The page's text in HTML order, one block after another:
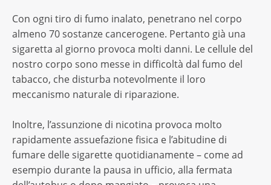
Con ogni tiro di fumo inalato, penetrano nel corpo
almeno 70 sostanze cancerogene. Pertanto già una
sigaretta al giorno provoca molti danni. Le cellule del
nostro corpo sono messe in difficoltà dal fumo del
tabacco, che disturba notevolmente il loro
meccanismo naturale di riparazione.
Inoltre, l’assunzione di nicotina provoca molto
rapidamente assuefazione fisica e l’abitudine di
fumare delle sigarette quotidianamente – come ad
esempio durante la pausa in ufficio, alla fermata